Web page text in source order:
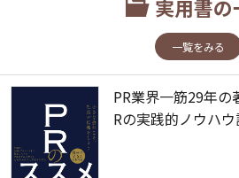
実用書の
一覧をみる
PR業界一筋29年
Rの実践的ノウハ